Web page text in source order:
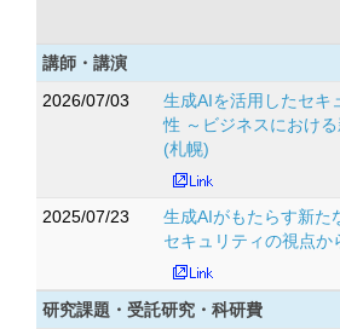
講師・講演
2026/07/03
生成AIを活用したセキ
性 ～ビジネスにおけ
(札幌)
2025/07/23
生成AIがもたらす新た
セキュリティの視点か
研究課題・受託研究・科研費